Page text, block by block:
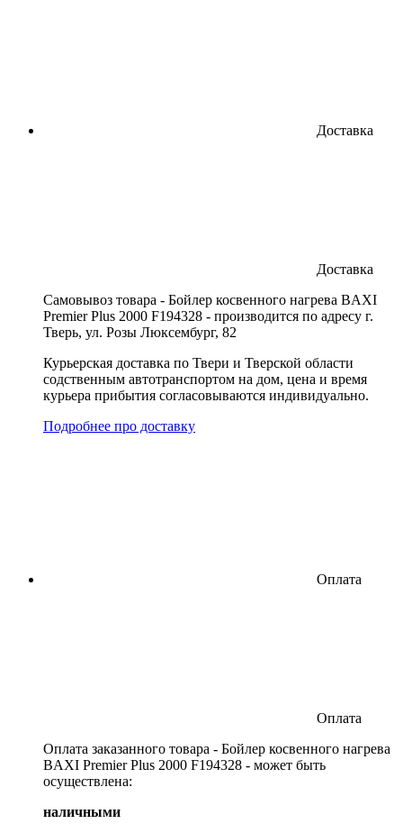
Доставка
Доставка
Cамовывоз товара - Бойлер косвенного нагрева BAXI
Premier Plus 2000 F194328 - производится по адресу г.
Тверь, ул. Розы Люксембург, 82
Курьерская доставка по Твери и Тверской области
содственным автотранспортом на дом, цена и время
курьера прибытия согласовываются индивидуально.
Подробнее про доставку
Оплата
Оплата
Оплата заказанного товара - Бойлер косвенного нагрева
BAXI Premier Plus 2000 F194328 - может быть
осуществлена:
наличными